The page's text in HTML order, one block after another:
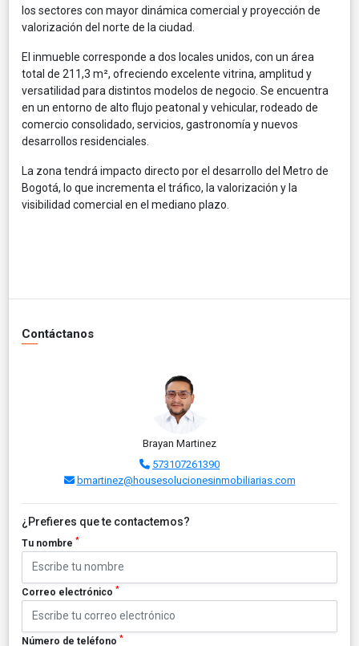
los sectores con mayor dinámica comercial y proyección de
valorización del norte de la ciudad.
El inmueble corresponde a dos locales unidos, con un área
total de 211,3 m², ofreciendo excelente vitrina, amplitud y
versatilidad para distintos modelos de negocio. Se encuentra
en un entorno de alto flujo peatonal y vehicular, rodeado de
comercio consolidado, servicios, gastronomía y nuevos
desarrollos residenciales.
La zona tendrá impacto directo por el desarrollo del Metro de
Bogotá, lo que incrementa el tráfico, la valorización y la
visibilidad comercial en el mediano plazo.
Contáctanos
Brayan Martinez
573107261390
bmartinez@housesolucionesinmobiliarias.com
¿Prefieres que te contactemos?
Tu nombre *
Correo electrónico *
Número de teléfono *